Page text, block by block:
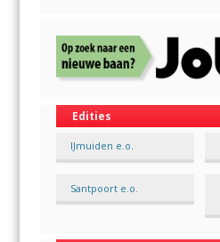
Edities
IJmuiden e.o.
Santpoort e.o.